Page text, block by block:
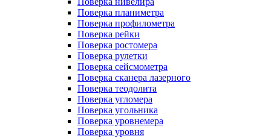
Поверка планиметра
Поверка профилометра
Поверка рейки
Поверка ростомера
Поверка рулетки
Поверка сейсмометра
Поверка сканера лазерного
Поверка теодолита
Поверка угломера
Поверка угольника
Поверка уровнемера
Поверка уровня